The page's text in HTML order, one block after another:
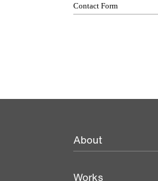
Contact Form
About
Works